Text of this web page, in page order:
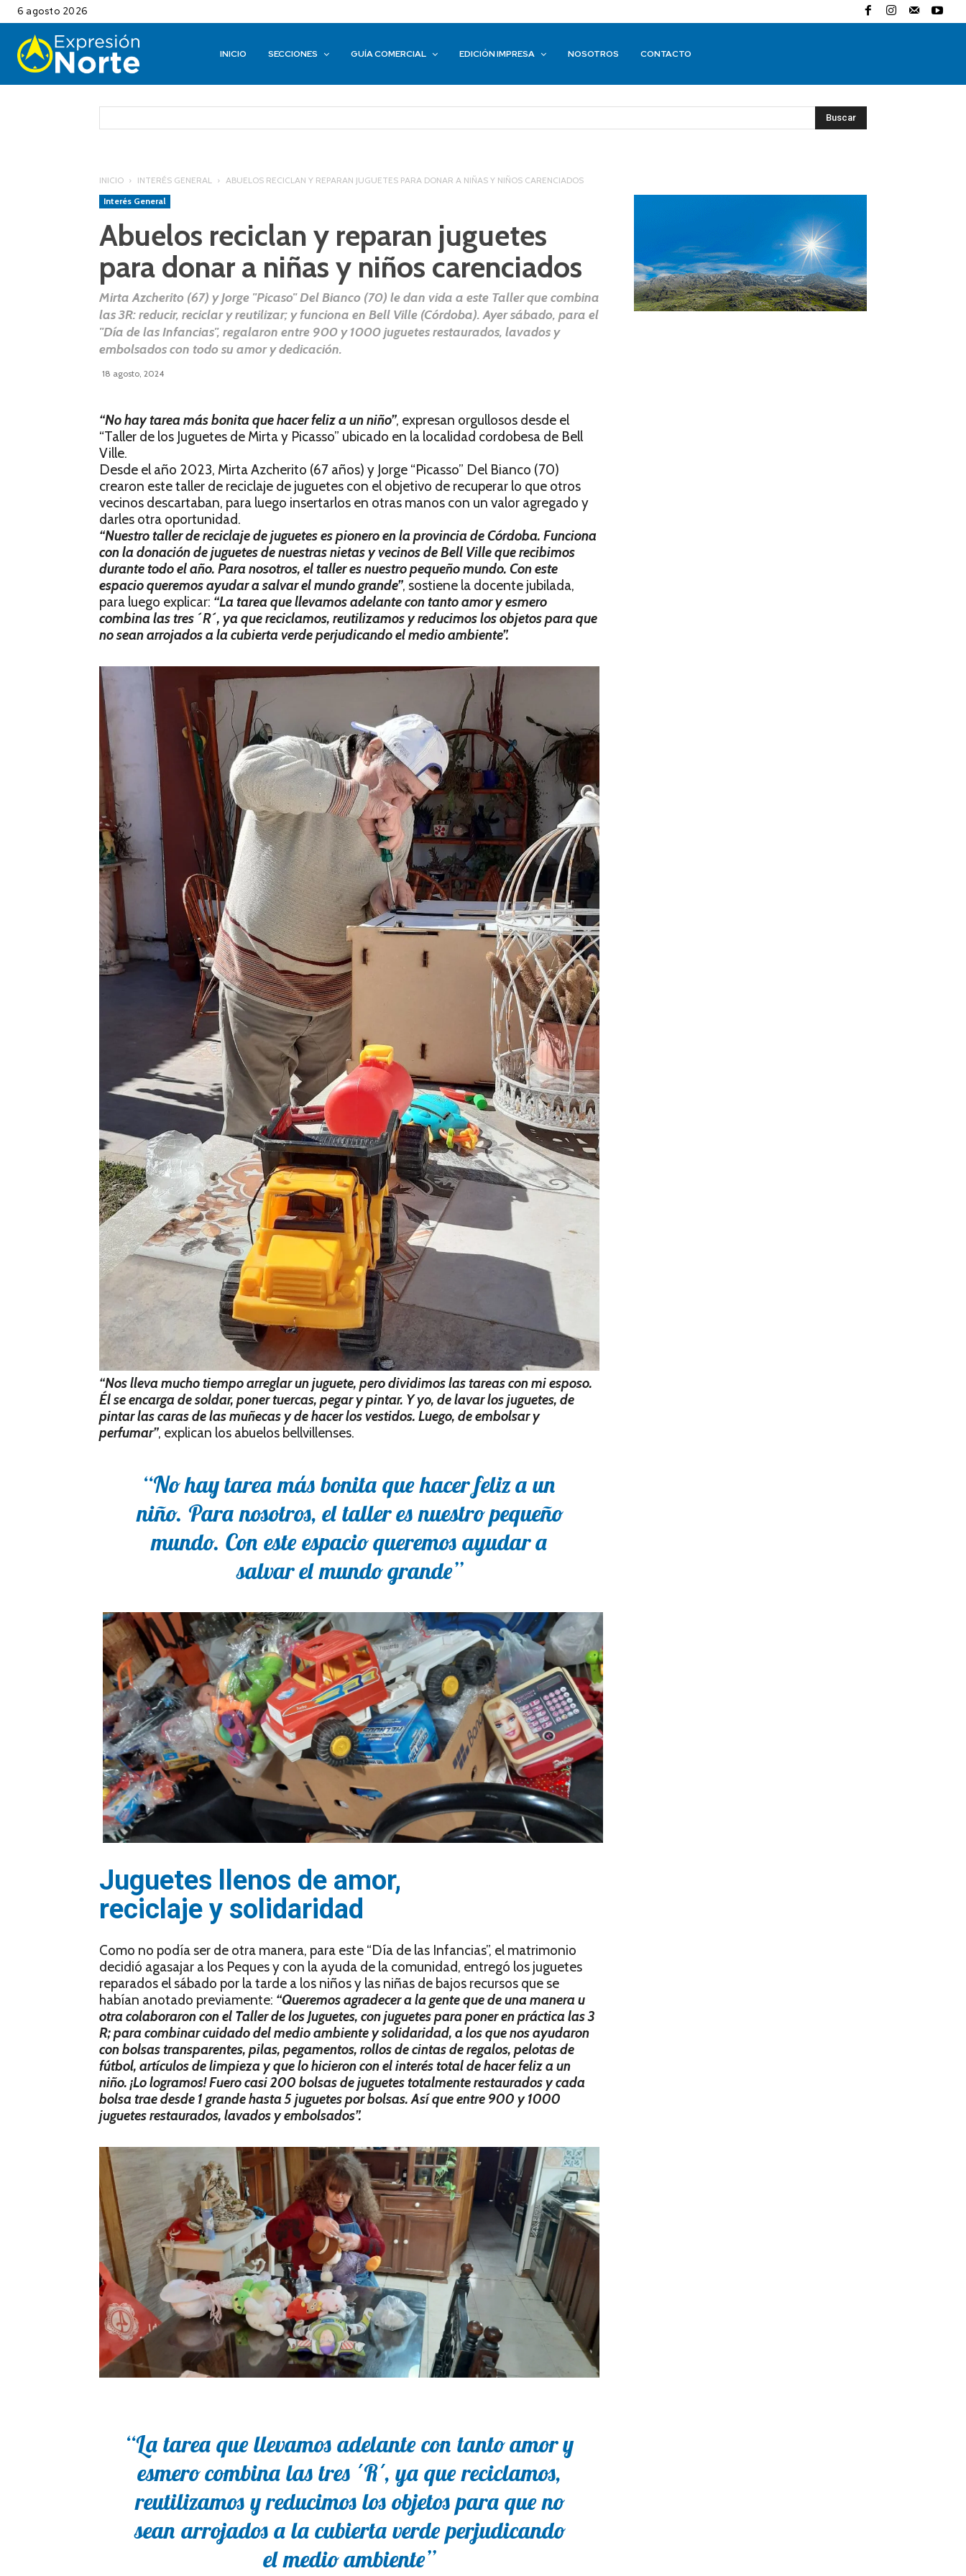
6 agosto 2026
INICIO SECCIONES GUÍA COMERCIAL EDICIÓN IMPRESA NOSOTROS CONTACTO
Buscar
INICIO INTERÉS GENERAL
ABUELOS RECICLAN Y REPARAN JUGUETES PARA DONAR A NIÑAS Y NIÑOS CARENCIADOS
Interés General
Abuelos reciclan y reparan juguetes
para donar a niñas y niños carenciados
Mirta Azcherito (67) y Jorge "Picaso" Del Bianco (70) le dan vida a este Taller que combina
las 3R: reducir, reciclar y reutilizar; y funciona en Bell Ville (Córdoba). Ayer sábado, para el
"Día de las Infancias", regalaron entre 900 y 1000 juguetes restaurados, lavados y
embolsados con todo su amor y dedicación.
18 agosto, 2024
“No hay tarea más bonita que hacer feliz a un niño”, expresan orgullosos desde el
“Taller de los Juguetes de Mirta y Picasso” ubicado en la localidad cordobesa de Bell
Ville.
Desde el año 2023, Mirta Azcherito (67 años) y Jorge “Picasso” Del Bianco (70)
crearon este taller de reciclaje de juguetes con el objetivo de recuperar lo que otros
vecinos descartaban, para luego insertarlos en otras manos con un valor agregado y
darles otra oportunidad.
“Nuestro taller de reciclaje de juguetes es pionero en la provincia de Córdoba. Funciona
con la donación de juguetes de nuestras nietas y vecinos de Bell Ville que recibimos
durante todo el año. Para nosotros, el taller es nuestro pequeño mundo. Con este
espacio queremos ayudar a salvar el mundo grande”, sostiene la docente jubilada,
para luego explicar: “La tarea que llevamos adelante con tanto amor y esmero
combina las tres ´R´, ya que reciclamos, reutilizamos y reducimos los objetos para que
no sean arrojados a la cubierta verde perjudicando el medio ambiente”.
“Nos lleva mucho tiempo arreglar un juguete, pero dividimos las tareas con mi esposo.
Él se encarga de soldar, poner tuercas, pegar y pintar. Y yo, de lavar los juguetes, de
pintar las caras de las muñecas y de hacer los vestidos. Luego, de embolsar y
perfumar”, explican los abuelos bellvillenses.
“No hay tarea más bonita que hacer feliz a un
niño. Para nosotros, el taller es nuestro pequeño
mundo. Con este espacio queremos ayudar a
salvar el mundo grande”
Juguetes llenos de amor,
reciclaje y solidaridad
Como no podía ser de otra manera, para este “Día de las Infancias”, el matrimonio
decidió agasajar a los Peques y con la ayuda de la comunidad, entregó los juguetes
reparados el sábado por la tarde a los niños y las niñas de bajos recursos que se
habían anotado previamente: “Queremos agradecer a la gente que de una manera u
otra colaboraron con el Taller de los Juguetes, con juguetes para poner en práctica las 3
R; para combinar cuidado del medio ambiente y solidaridad, a los que nos ayudaron
con bolsas transparentes, pilas, pegamentos, rollos de cintas de regalos, pelotas de
fútbol, artículos de limpieza y que lo hicieron con el interés total de hacer feliz a un
niño. ¡Lo logramos! Fuero casi 200 bolsas de juguetes totalmente restaurados y cada
bolsa trae desde 1 grande hasta 5 juguetes por bolsas. Así que entre 900 y 1000
juguetes restaurados, lavados y embolsados”.
“La tarea que llevamos adelante con tanto amor y
esmero combina las tres ´R´, ya que reciclamos,
reutilizamos y reducimos los objetos para que no
sean arrojados a la cubierta verde perjudicando
el medio ambiente”